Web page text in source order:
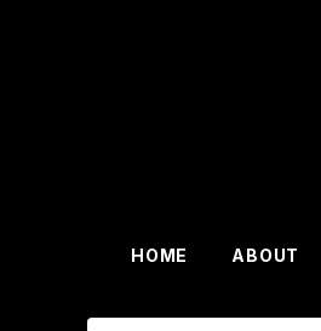
HOME ABOUT